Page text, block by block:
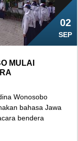
02
SEP
MULAI
Wonosobo
bahasa Jawa
bendera